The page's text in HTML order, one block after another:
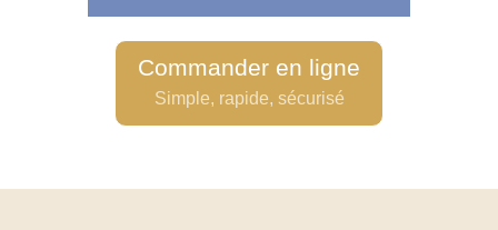
Commander en ligne
Simple, rapide, sécurisé